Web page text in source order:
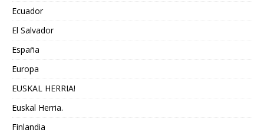
Ecuador
El Salvador
España
Europa
EUSKAL HERRIA!
Euskal Herria.
Finlandia